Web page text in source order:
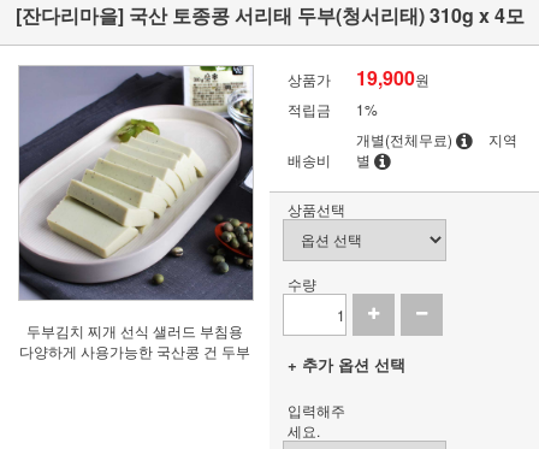
[잔다리마을] 국산 토종콩 서리태 두부(청서리태) 310g x 4모
두부김치 찌개 선식 샐러드 부침용
다양하게 사용가능한 국산콩 건 두부
상품가 19,900원
적립금
1%
배송비
개별(전체무료)
지역
별
상품선택
수량
+ 추가 옵션 선택
입력해주
세요.